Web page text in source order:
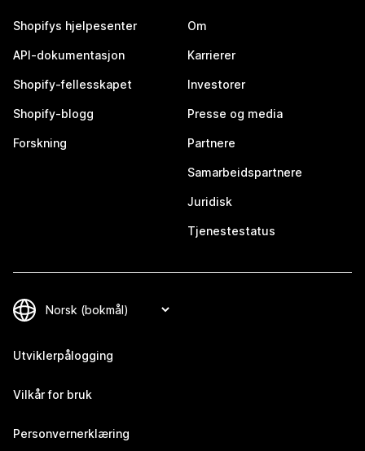
Shopifys hjelpesenter
API-dokumentasjon
Shopify-fellesskapet
Shopify-blogg
Forskning
Om
Karrierer
Investorer
Presse og media
Partnere
Samarbeidspartnere
Juridisk
Tjenestestatus
Utviklerpålogging
Vilkår for bruk
Personvernerklæring